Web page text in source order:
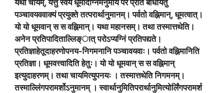
यथा चायम्, यत्तु स्वयं धूमादग्निमनुमाय परं प्रति बोधयितुं
पञ्चावयववाक्यं प्रयुक्ते तत्परार्थानुमानम्। पर्वतो वह्निमान्, धूमत्वात्।
यो यो धूमवान् स स वह्निमान्। यथा महानसम्। तथा तस्मात्तथेति।
अनेन प्रतिपादिताल्लिङ्ात् परोऽप्यग्निं प्रतिपद्यते।
प्रतिज्ञाहेतूदाहरणोपनय-निगमनानि पञ्चावयवाः। पर्वतो वह्निमानिति
प्रतिज्ञा। धूमवत्त्वादिति हेतुः। यो यो धूमवान् स स वह्निमान्
इत्युदाहरणम्। तथा चायमित्युपनयः । तस्मात्तथेति निगमनम्।
तस्माल्लिंगपरामर्शोऽनुमानम् । स्वार्थानुमितिपरार्थानुमित्योर्लिंगपरामर्श